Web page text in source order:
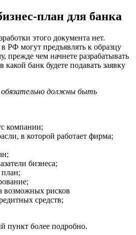
план для банка
этого документа нет.
РФ могут предъявлять к образцу
прежде чем начнете разрабатывать
какой банк будете подавать заявку
обязательно должны быть
компании;
в которой работает фирма;
бизнеса;
возможных рисков
средств;
пункт более подробно.